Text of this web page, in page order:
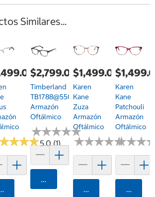
Similares...
★★★
★★★5.0 (1)
$2,799.00
Timberland
TB1788@55055
Armazón
Oftálmico
★★★★★
★★★★★
Agregar
$1,499.00
Karen
Kane
Zuza
Armazón
Oftálmico
★★★★★
★★★★★
Agregar
Karen
Kane
Patchouli
Armazón
Oftálmico
★★★
★★★